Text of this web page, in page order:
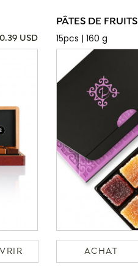
USD
PÂTES DE FRUITS
15pcs | 160 g
ACHAT